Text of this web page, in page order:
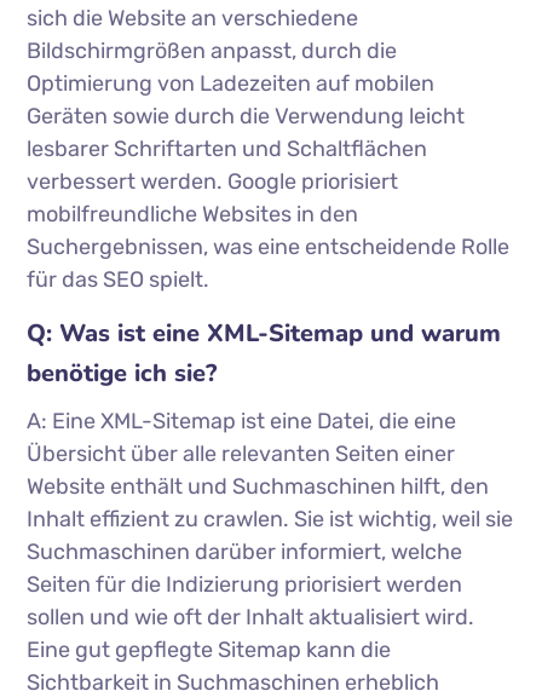
sich die Website an verschiedene
Bildschirmgrößen anpasst, durch die
Optimierung von Ladezeiten auf mobilen
Geräten sowie durch die Verwendung leicht
lesbarer Schriftarten und Schaltflächen
verbessert werden. Google priorisiert
mobilfreundliche Websites in den
Suchergebnissen, was eine entscheidende Rolle
für das SEO spielt.
Q: Was ist eine XML-Sitemap und warum
benötige ich sie?
A: Eine XML-Sitemap ist eine Datei, die eine
Übersicht über alle relevanten Seiten einer
Website enthält und Suchmaschinen hilft, den
Inhalt effizient zu crawlen. Sie ist wichtig, weil sie
Suchmaschinen darüber informiert, welche
Seiten für die Indizierung priorisiert werden
sollen und wie oft der Inhalt aktualisiert wird.
Eine gut gepflegte Sitemap kann die
Sichtbarkeit in Suchmaschinen erheblich